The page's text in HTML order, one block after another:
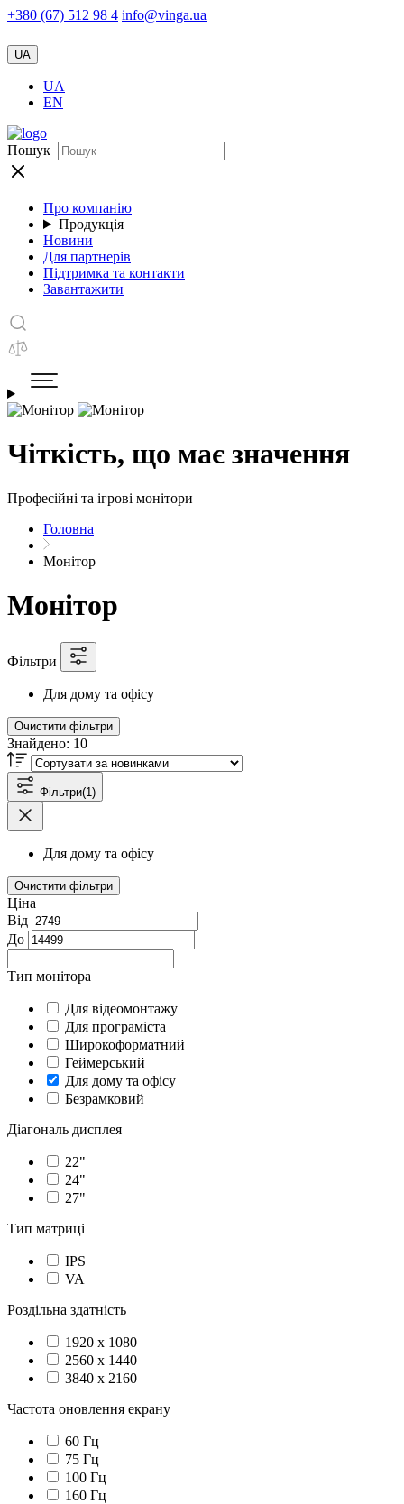
+380 (67) 512 98 4 info@vinga.ua
UA
UA
EN
Пошук
Про компанію
Продукція
Новини
Для партнерів
Підтримка та контакти
Завантажити
Чіткість, що має значення
Професійні та ігрові монітори
Головна
Монітор
Монітор
Фільтри
Для дому та офісу
Очистити фільтри
Знайдено: 10
Фільтри(1)
Для дому та офісу
Очистити фільтри
Ціна
Від
До
Тип монітора
Для відеомонтажу
Для програміста
Широкоформатний
Геймерський
Для дому та офісу
Безрамковий
Діагональ дисплея
22"
24"
27"
Тип матриці
IPS
VA
Роздільна здатність
1920 x 1080
2560 x 1440
3840 x 2160
Частота оновлення екрану
60 Гц
75 Гц
100 Гц
160 Гц